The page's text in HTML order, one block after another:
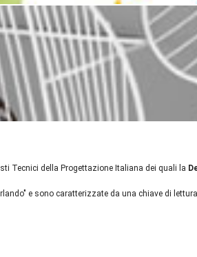
Tecnici della Progettazione Italiana dei quali la
e sono caratterizzate da una chiave di